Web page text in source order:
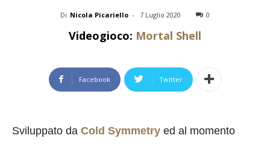
Di Nicola Picariello - 7 Luglio 2020 0
Videogioco: Mortal Shell
Facebook Twitter
Sviluppato da Cold Symmetry ed al momento